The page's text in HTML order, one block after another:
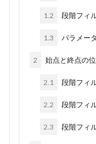
1.2 段階フィ
1.3 パラメー
2 始点と終点の
2.1 段階フィ
2.2 段階フィ
2.3 段階フィ